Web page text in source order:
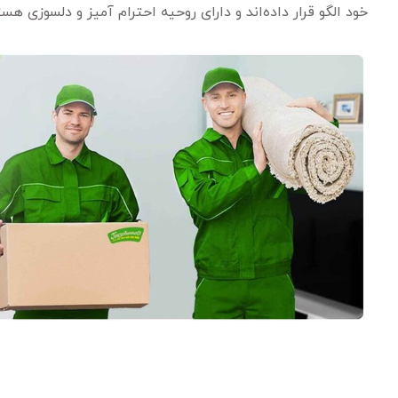
خود الگو قرار داده‌اند و دارای روحیه احترام آمیز و دلسوزی